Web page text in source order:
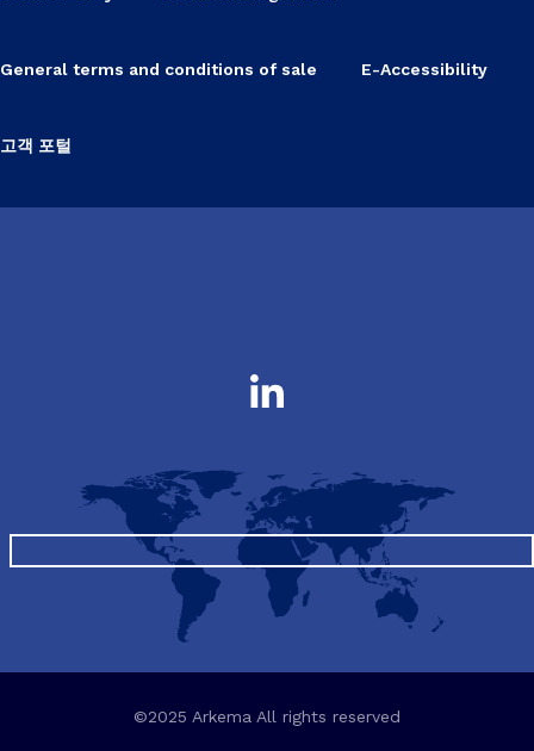
General terms and conditions of sale E-Accessibility
고객 포털
©2025 Arkema All rights reserved